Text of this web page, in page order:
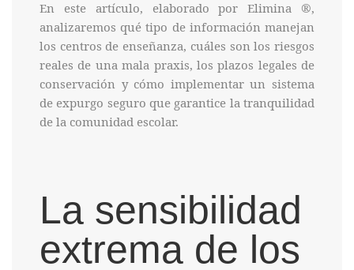
En este artículo, elaborado por Elimina ®,
analizaremos qué tipo de información manejan
los centros de enseñanza, cuáles son los riesgos
reales de una mala praxis, los plazos legales de
conservación y cómo implementar un sistema
de expurgo seguro que garantice la tranquilidad
de la comunidad escolar.
La sensibilidad
extrema de los